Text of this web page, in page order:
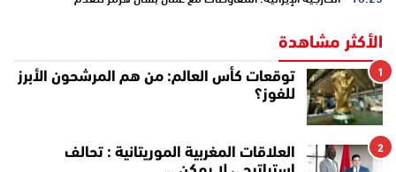
الأكثر مشاهدة
1
توقعات كأس العالم: من هم المرشحون الأبرز
للفوز؟
2
العلاقات المغربية الموريتانية : تحالف